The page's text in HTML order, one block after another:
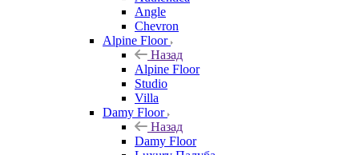
Angle
Chevron
Alpine Floor
Назад
Alpine Floor
Studio
Villa
Damy Floor
Назад
Damy Floor